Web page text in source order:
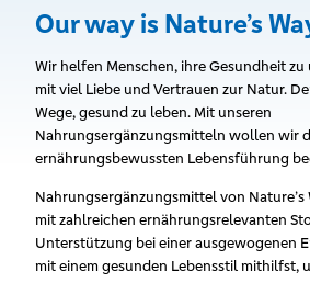
Our way is Nature’s
Wir helfen Menschen, ihre Gesundheit
mit viel Liebe und Vertrauen zur Natur.
Wege, gesund zu leben. Mit unseren
Nahrungsergänzungsmitteln wollen wir
ernährungsbewussten Lebensführung
Nahrungsergänzungsmittel von Nature’s
mit zahlreichen ernährungsrelevanten
Unterstützung bei einer ausgewogenen
mit einem gesunden Lebensstil mithilfst,